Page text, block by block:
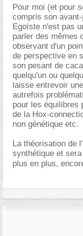
Pour moi (et pour
compris son
Egoïste n'est pas
parler des mêmes
observant d'un
de perspective en
son pesant de
quelqu'un ou
laisse entrevoir
autrefois
pour les équilibres
de la Hox-
non génétique etc.
La théorisation de
synthétique et
plus en plus,